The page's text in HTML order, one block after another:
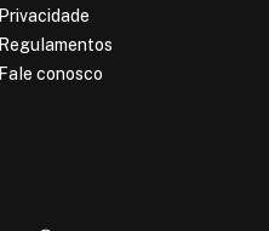
Privacidade
Regulamentos
Fale conosco